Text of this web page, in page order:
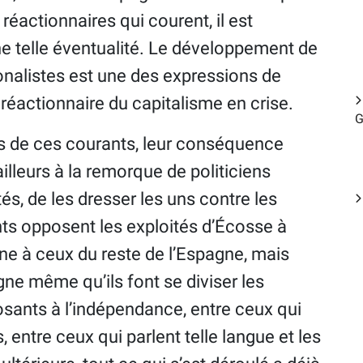
qui courent, il est
telle éventualité. Le développement de
est une des expressions de
du capitalisme en crise.
ces courants, leur conséquence
à la remorque de politiciens
de les dresser les uns contre les
opposent les exploités d’Écosse à
à ceux du reste de l’Espagne, mais
même qu’ils font se diviser les
à l’indépendance, entre ceux qui
entre ceux qui parlent telle langue et les